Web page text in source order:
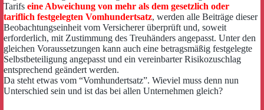
Tarifs eine Abweichung von mehr als dem gesetzlich oder
tariflich festgelegten Vomhundertsatz, werden alle Beiträge dieser
Beobachtungseinheit vom Versicherer überprüft und, soweit
erforderlich, mit Zustimmung des Treuhänders angepasst. Unter den
gleichen Voraussetzungen kann auch eine betragsmäßig festgelegte
Selbstbeteiligung angepasst und ein vereinbarter Risikozuschlag
entsprechend geändert werden.
Da steht etwas vom “Vomhundertsatz”. Wieviel muss denn nun
Unterschied sein und ist das bei allen Unternehmen gleich?